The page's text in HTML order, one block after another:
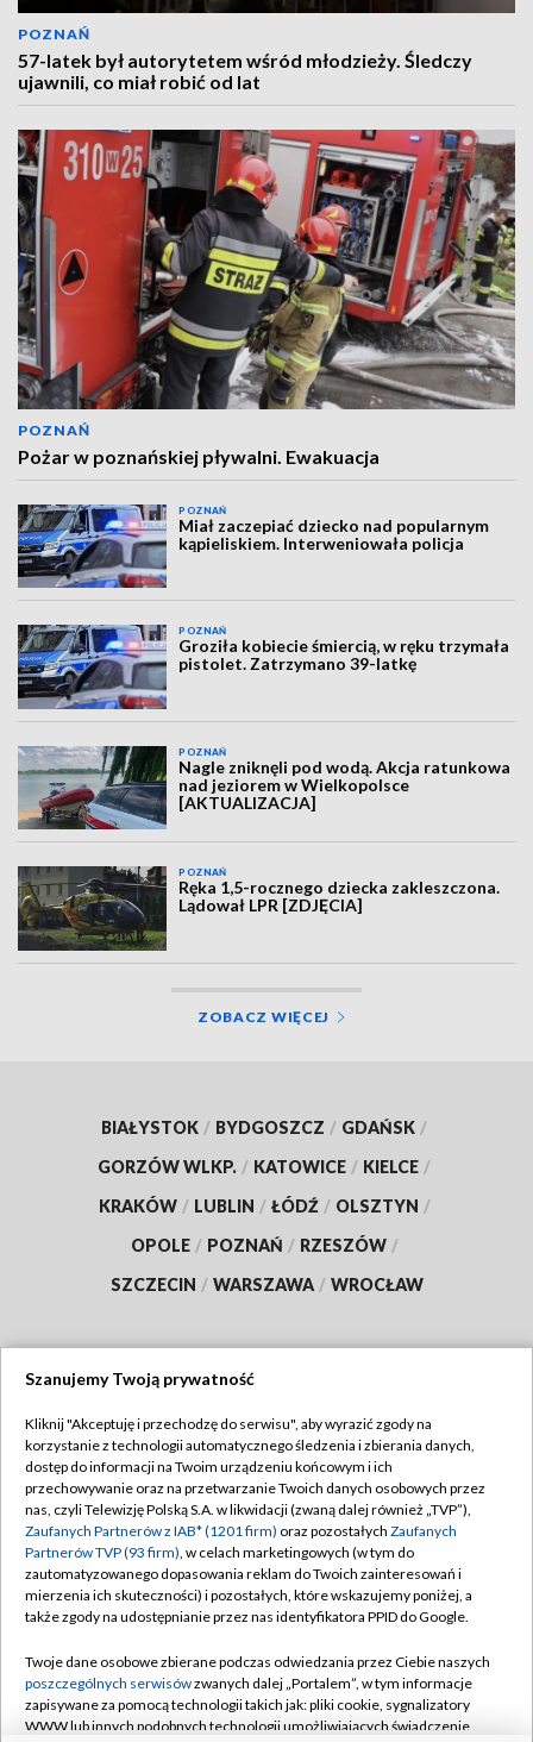
POZNAŃ
57-latek był autorytetem wśród młodzieży. Śledczy
ujawnili, co miał robić od lat
POZNAŃ
Pożar w poznańskiej pływalni. Ewakuacja
POZNAŃ
Miał zaczepiać dziecko nad popularnym
kąpieliskiem. Interweniowała policja
POZNAŃ
Groziła kobiecie śmiercią, w ręku trzymała
pistolet. Zatrzymano 39-latkę
POZNAŃ
Nagle zniknęli pod wodą. Akcja ratunkowa
nad jeziorem w Wielkopolsce
[AKTUALIZACJA]
POZNAŃ
Ręka 1,5-rocznego dziecka zakleszczona.
Lądował LPR [ZDJĘCIA]
ZOBACZ WIĘCEJ
BIAŁYSTOK / BYDGOSZCZ / GDAŃSK /
GORZÓW WLKP. / KATOWICE / KIELCE /
KRAKÓW / LUBLIN / ŁÓDŹ / OLSZTYN /
OPOLE / POZNAŃ / RZESZÓW /
SZCZECIN / WARSZAWA / WROCŁAW
TVP
Abonament TVP
Emisja w TVP
Centrum informacji TVP
Naziemna Telewizja Cyfrowa
Rada Programowa
System NOS
Regulamin TVP
Polityka prywatności
Moje zgody
Pomoc
Kontakt
Szanujemy Twoją prywatność
Kliknij "Akceptuję i przechodzę do serwisu", aby wyrazić zgody na
korzystanie z technologii automatycznego śledzenia i zbierania danych,
dostęp do informacji na Twoim urządzeniu końcowym i ich
przechowywanie oraz na przetwarzanie Twoich danych osobowych przez
nas, czyli Telewizję Polską S.A. w likwidacji (zwaną dalej również „TVP”),
Zaufanych Partnerów z IAB* (1201 firm) oraz pozostałych Zaufanych
Partnerów TVP (93 firm), w celach marketingowych (w tym do
zautomatyzowanego dopasowania reklam do Twoich zainteresowań i
mierzenia ich skuteczności) i pozostałych, które wskazujemy poniżej, a
także zgody na udostępnianie przez nas identyfikatora PPID do Google.
Twoje dane osobowe zbierane podczas odwiedzania przez Ciebie naszych
poszczególnych serwisówzwanych dalej „Portalem”, w tym informacje
zapisywane za pomocą technologii takich jak: pliki cookie, sygnalizatory
WWW lub innych podobnych technologii umożliwiających świadczenie